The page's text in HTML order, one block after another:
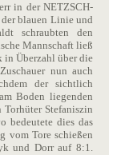
in der NETZSCH-
blauen Linie und
schraubten den
Mannschaft ließ
in Überzahl über die
nun auch
der sichtlich
Boden liegenden
Stefaniszin
bedeutete dies das
vom Tore schießen
und Dorr auf 8:1.